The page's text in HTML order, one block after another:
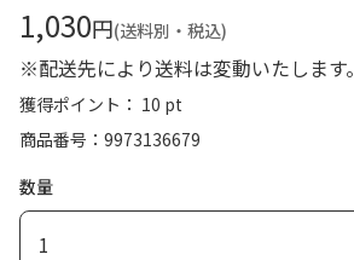
1,030円(送料別・税込)
※配送先により送料は変動いたします。
獲得ポイント： 10 pt
商品番号
9973136679
数量
1